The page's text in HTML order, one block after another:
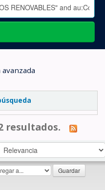
resultados.